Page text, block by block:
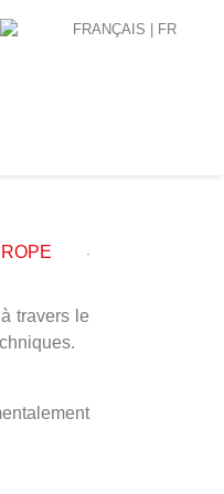
FRANÇAIS | FR
travers le